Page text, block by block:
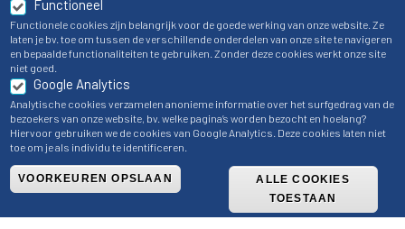
Functioneel
Functionele cookies zijn belangrijk voor de goede werking van onze website. Ze
laten je bv. toe om tussen de verschillende onderdelen van onze site te navigeren
en bepaalde functionaliteiten te gebruiken. Zonder deze cookies werkt onze site
niet goed.
Google Analytics
Analytische cookies verzamelen anonieme informatie over het surfgedrag van de
bezoekers van onze website, bv. welke pagina’s worden bezocht en hoelang?
Hiervoor gebruiken we de cookies van Google Analytics. Deze cookies laten niet
toe om je als individu te identificeren.
VOORKEUREN OPSLAAN
ALLE COOKIES
TOESTAAN